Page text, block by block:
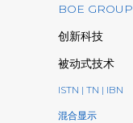
BOE GROUP
创新科技
被动式技术
ISTN | TN | IBN
混合显示